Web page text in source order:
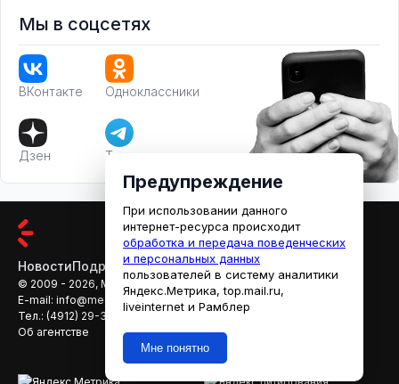
Мы в соцсетях
ВКонтакте Одноклассники
Дзен Телеграм
НовостиПодробностиАфишаКино
© 2009 - 2026, МЕДИАРЯЗАНЬ
E-mail: info@mediaryazan.ru
reklama@mediaryazan.ru
Тел.: (4912) 29-33-66
Об агентстве
Предупреждение
При использовании данного
интернет-ресурса происходит
обработка и передача поведенческих
и персональных данных
пользователей в систему аналитики
Яндекс.Метрика, top.mail.ru,
liveinternet и Рамблер
Мне понятно